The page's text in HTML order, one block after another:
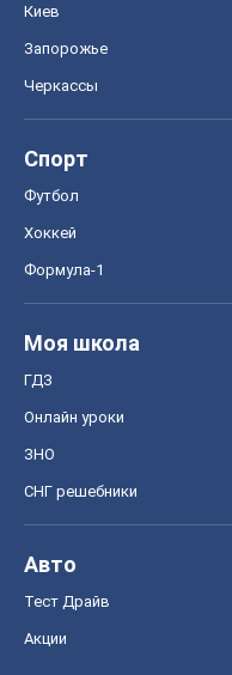
Киев
Запорожье
Черкассы
Спорт
Футбол
Хоккей
Формула-1
Моя школа
ГДЗ
Онлайн уроки
ЗНО
СНГ решебники
Авто
Тест Драйв
Акции